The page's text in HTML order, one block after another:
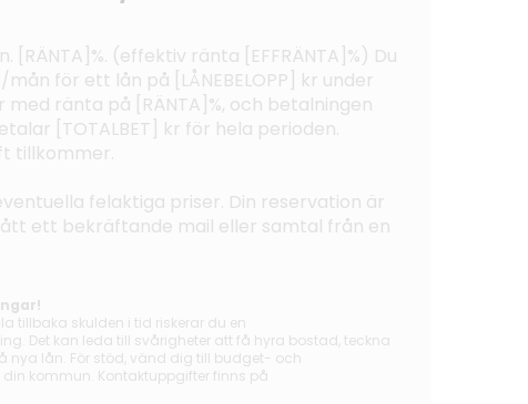
[RÄNTA]%. (effektiv ränta [EFFRÄNTA]%) Du
mån för ett lån på [LÅNEBELOPP] kr under
med ränta på [RÄNTA]%, och betalningen
[TOTALBET] kr för hela perioden.
tillkommer.
felaktiga priser. Din reservation är
ett bekräftande mail eller samtal från en
tillbaka skulden i tid riskerar du en
Det kan leda till svårigheter att få hyra bostad, teckna
nya lån. För stöd, vänd dig till budget- och
kommun. Kontaktuppgifter finns på